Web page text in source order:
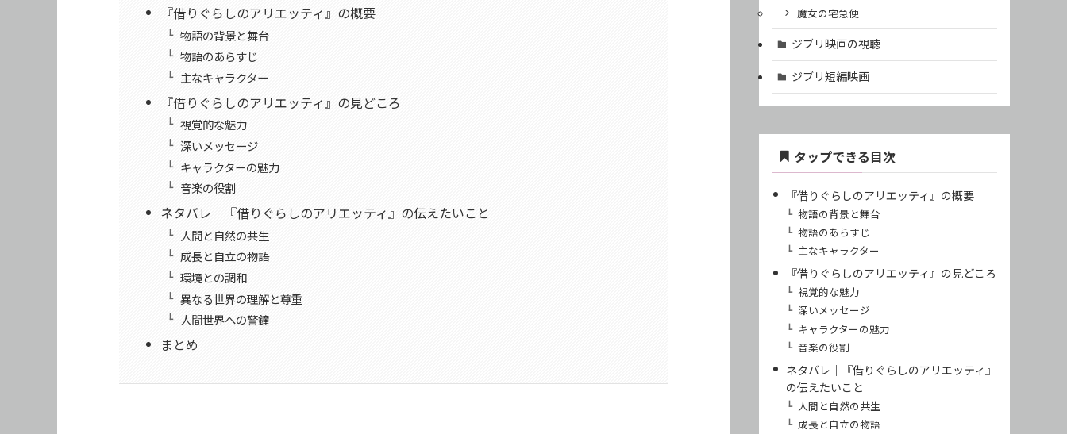
『借りぐらしのアリエッティ』の概要
物語の背景と舞台
物語のあらすじ
主なキャラクター
『借りぐらしのアリエッティ』の見どころ
視覚的な魅力
深いメッセージ
キャラクターの魅力
音楽の役割
ネタバレ｜『借りぐらしのアリエッティ』の伝えたいこと
人間と自然の共生
成長と自立の物語
環境との調和
異なる世界の理解と尊重
人間世界への警鐘
まとめ
魔女の宅急便
ジブリ映画の視聴
ジブリ短編映画
タップできる目次
『借りぐらしのアリエッティ』の概要
物語の背景と舞台
物語のあらすじ
主なキャラクター
『借りぐらしのアリエッティ』の見どころ
視覚的な魅力
深いメッセージ
キャラクターの魅力
音楽の役割
ネタバレ｜『借りぐらしのアリエッティ』
の伝えたいこと
人間と自然の共生
成長と自立の物語